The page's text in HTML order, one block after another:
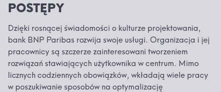
POSTĘPY
Dzięki rosnącej świadomości o kulturze projektowania,
bank BNP Paribas rozwija swoje usługi. Organizacja i jej
pracownicy są szczerze zainteresowani tworzeniem
rozwiązań stawiających użytkownika w centrum. Mimo
licznych codziennych obowiązków, wkładają wiele pracy
w poszukiwanie sposobów na optymalizację